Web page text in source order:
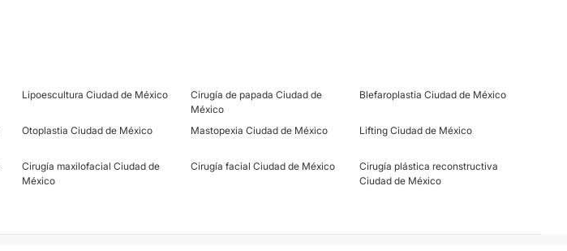
Lipoescultura Ciudad de México
Cirugía de papada Ciudad de
México
Blefaroplastia Ciudad de México
Otoplastia Ciudad de México Mastopexia Ciudad de México Lifting Ciudad de México
Cirugía maxilofacial Ciudad de
México
Cirugía facial Ciudad de México
Cirugía plástica reconstructiva
Ciudad de México